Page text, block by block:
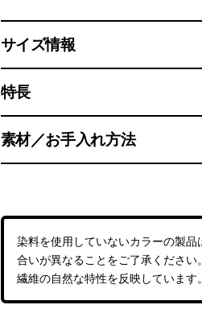
サイズ情報
特長
素材／お手入れ方法
染料を使用していないカラーの製
合いが異なることをご了承くださ
繊維の自然な特性を反映しています。